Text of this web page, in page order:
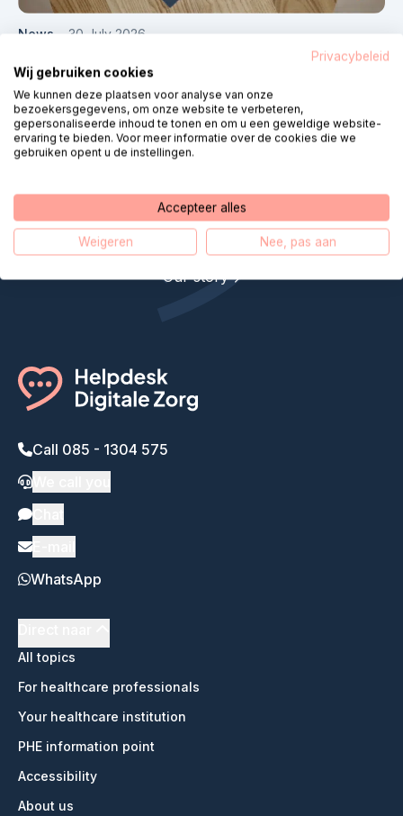
News 30 July 2026
Terugblik op een jaar vol impact: ons
jaarverslag 2025 staat online
Helpdesk Digital Care makes
remote care closer
Our story
Call 085 - 1304 575
WhatsApp
All topics
For healthcare professionals
Your healthcare institution
PHE information point
Accessibility
About us
Privacybeleid
Wij gebruiken cookies
We kunnen deze plaatsen voor analyse van onze
bezoekersgegevens, om onze website te verbeteren,
gepersonaliseerde inhoud te tonen en om u een geweldige website-
ervaring te bieden. Voor meer informatie over de cookies die we
gebruiken opent u de instellingen.
Accepteer alles
Weigeren Nee, pas aan